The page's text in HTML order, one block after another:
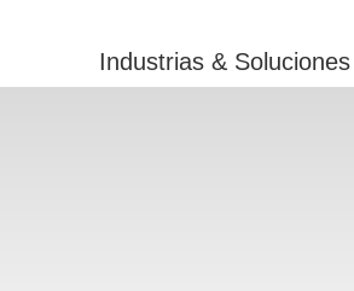
Industrias & Soluciones